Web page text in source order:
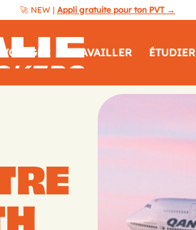
🚀 NEW | Appli gratuite pour ton PVT →
Australie
Guide
Backpackers
VOYAGER TRAVAILLER ÉTUDIER